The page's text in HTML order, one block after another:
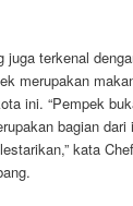
juga terkenal
merupakan
ini. “Pempek
bagian
kata